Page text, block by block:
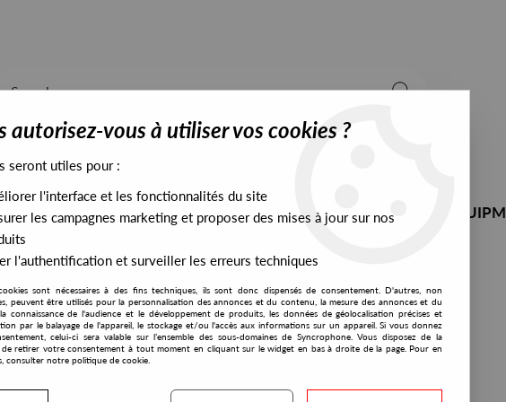
STOCK EXCLUSIVES PRESALES EXCLUSIVES DJ
The Eye Tred rmx
X-Kalay
Andy Garvey
More Than Meets The Eye Tred rmx
13,00 €incl. taxes
autorisez-vous à utiliser vos cookies ?
seront utiles pour :
l'interface et les fonctionnalités du site
les campagnes marketing et proposer des mises à jour sur nos
l'authentification et surveiller les erreurs techniques
sont nécessaires à des fins techniques, ils sont donc dispensés de consentement. D'autres, non
peuvent être utilisés pour la personnalisation des annonces et du contenu, la mesure des annonces et du
connaissance de l'audience et le développement de produits, les données de géolocalisation précises et
par le balayage de l'appareil, le stockage et/ou l'accès aux informations sur un appareil. Si vous donnez
celui-ci sera valable sur l’ensemble des sous-domaines de Syncrophone. Vous disposez de la
de retirer votre consentement à tout moment en cliquant sur le widget en bas à droite de la page. Pour en
consulter notre politique de cookie.